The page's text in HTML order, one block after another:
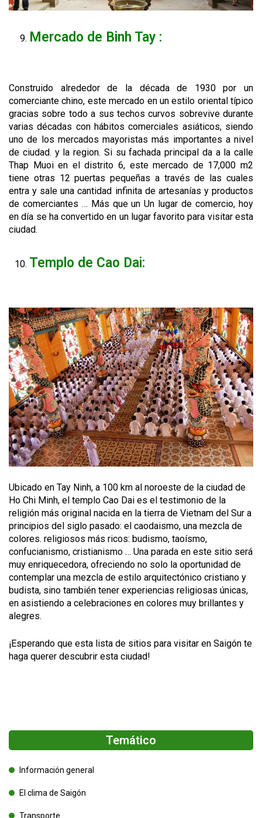
Mercado de Binh Tay :
Construido alrededor de la década de 1930 por un
comerciante chino, este mercado en un estilo oriental típico
gracias sobre todo a sus techos curvos sobrevive durante
varias décadas con hábitos comerciales asiáticos, siendo
uno de los mercados mayoristas más importantes a nivel
de ciudad. y la region. Si su fachada principal da a la calle
Thap Muoi en el distrito 6, este mercado de 17,000 m2
tiene otras 12 puertas pequeñas a través de las cuales
entra y sale una cantidad infinita de artesanías y productos
de comerciantes … Más que un Un lugar de comercio, hoy
en día se ha convertido en un lugar favorito para visitar esta
ciudad.
Templo de Cao Dai:
Ubicado en Tay Ninh, a 100 km al noroeste de la ciudad de
Ho Chi Minh, el templo Cao Dai es el testimonio de la
religión más original nacida en la tierra de Vietnam del Sur a
principios del siglo pasado: el caodaismo, una mezcla de
colores. religiosos más ricos: budismo, taoísmo,
confucianismo, cristianismo … Una parada en este sitio será
muy enriquecedora, ofreciendo no solo la oportunidad de
contemplar una mezcla de estilo arquitectónico cristiano y
budista, sino también tener experiencias religiosas únicas,
en asistiendo a celebraciones en colores muy brillantes y
alegres.
¡Esperando que esta lista de sitios para visitar en Saigón te
haga querer descubrir esta ciudad!
Temático
Información general
El clima de Saigón
Transporte